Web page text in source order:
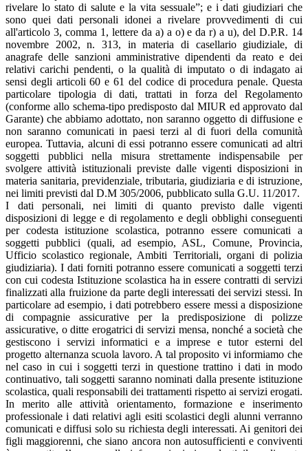
rivelare lo stato di salute e la vita sessuale”; e i dati giudiziari che
sono quei dati personali idonei a rivelare provvedimenti di cui
all'articolo 3, comma 1, lettere da a) a o) e da r) a u), del D.P.R. 14
novembre 2002, n. 313, in materia di casellario giudiziale, di
anagrafe delle sanzioni amministrative dipendenti da reato e dei
relativi carichi pendenti, o la qualità di imputato o di indagato ai
sensi degli articoli 60 e 61 del codice di procedura penale. Questa
particolare tipologia di dati, trattati in forza del Regolamento
(conforme allo schema-tipo predisposto dal MIUR ed approvato dal
Garante) che abbiamo adottato, non saranno oggetto di diffusione e
non saranno comunicati in paesi terzi al di fuori della comunità
europea. Tuttavia, alcuni di essi potranno essere comunicati ad altri
soggetti pubblici nella misura strettamente indispensabile per
svolgere attività istituzionali previste dalle vigenti disposizioni in
materia sanitaria, previdenziale, tributaria, giudiziaria e di istruzione,
nei limiti previsti dal D.M 305/2006, pubblicato sulla G.U. 11/2017.
I dati personali, nei limiti di quanto previsto dalle vigenti
disposizioni di legge e di regolamento e degli obblighi conseguenti
per codesta istituzione scolastica, potranno essere comunicati a
soggetti pubblici (quali, ad esempio, ASL, Comune, Provincia,
Ufficio scolastico regionale, Ambiti Territoriali, organi di polizia
giudiziaria). I dati forniti potranno essere comunicati a soggetti terzi
con cui codesta Istituzione scolastica ha in essere contratti di servizi
finalizzati alla fruizione da parte degli interessati dei servizi stessi. In
particolare ad esempio, i dati potrebbero essere messi a disposizione
di compagnie assicurative per la predisposizione di polizze
assicurative, o ditte erogatrici di servizi mensa, nonché a società che
gestiscono i servizi informatici e a imprese e tutor esterni del
progetto alternanza scuola lavoro. A tal proposito vi informiamo che
nel caso in cui i soggetti terzi in questione trattino i dati in modo
continuativo, tali soggetti saranno nominati dalla presente istituzione
scolastica, quali responsabili dei trattamenti rispetto ai servizi erogati.
In merito alle attività orientamento, formazione e inserimento
professionale i dati relativi agli esiti scolastici degli alunni verranno
comunicati e diffusi solo su richiesta degli interessati. Ai genitori dei
figli maggiorenni, che siano ancora non autosufficienti e conviventi